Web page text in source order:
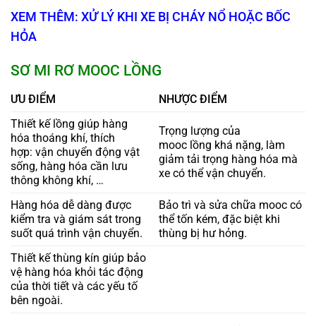
XEM THÊM: XỬ LÝ KHI XE BỊ CHÁY NỔ HOẶC BỐC
HỎA
SƠ MI RƠ MOOC LỒNG
ƯU ĐIỂM
NHƯỢC ĐIỂM
Thiết kế lồng giúp hàng
hóa thoáng khí, thích
hợp: vận chuyển động vật
sống, hàng hóa cần lưu
thông không khí, …
Trọng lượng của
mooc lồng khá nặng, làm
giảm tải trọng hàng hóa mà
xe có thể vận chuyển.
Hàng hóa dễ dàng được
kiểm tra và giám sát trong
suốt quá trình vận chuyển.
Bảo trì và sửa chữa mooc có
thể tốn kém, đặc biệt khi
thùng bị hư hỏng.
Thiết kế thùng kín giúp bảo
vệ hàng hóa khỏi tác động
của thời tiết và các yếu tố
bên ngoài.